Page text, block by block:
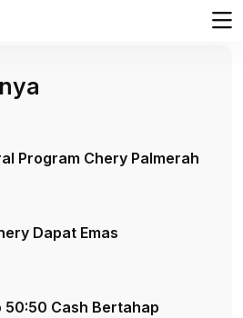
Program Chery Palmerah
Dapat Emas
50:50 Cash Bertahap